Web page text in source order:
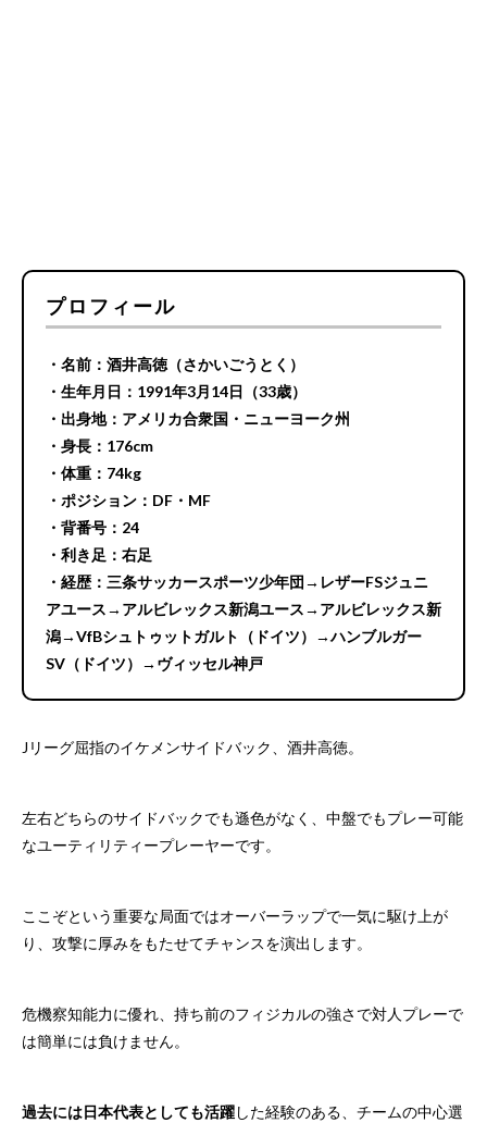
プロフィール
・名前：酒井高徳（さかいごうとく）
・生年月日：1991年3月14日（33歳）
・出身地：アメリカ合衆国・ニューヨーク州
・身長：176cm
・体重：74kg
・ポジション：DF・MF
・背番号：24
・利き足：右足
・経歴：三条サッカースポーツ少年団→レザーFSジュニ
アユース→アルビレックス新潟ユース→アルビレックス新
潟→VfBシュトゥットガルト（ドイツ）→ハンブルガー
SV（ドイツ）→ヴィッセル神戸
Jリーグ屈指のイケメンサイドバック、酒井高徳。
左右どちらのサイドバックでも遜色がなく、中盤でもプレー可能
なユーティリティープレーヤーです。
ここぞという重要な局面ではオーバーラップで一気に駆け上が
り、攻撃に厚みをもたせてチャンスを演出します。
危機察知能力に優れ、持ち前のフィジカルの強さで対人プレーで
は簡単には負けません。
過去には日本代表としても活躍した経験のある、チームの中心選